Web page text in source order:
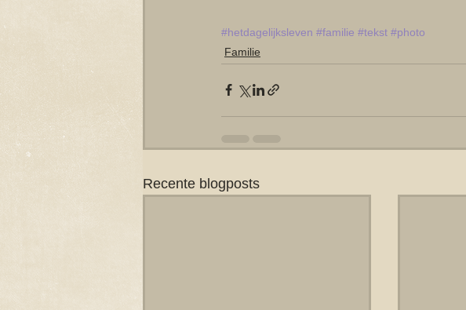
#hetdagelijksleven #familie #tekst #photo
Familie
Recente blogposts